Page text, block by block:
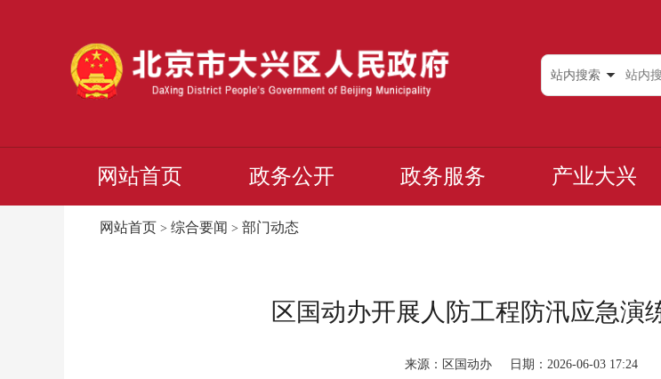
站内搜索
网站首页 政务公开 政务服务 产业大兴
网站首页 > 综合要闻 > 部门动态
区国动办开展人防工程防汛应急演
来源：区国动办 日期：2026-06-03 17:24